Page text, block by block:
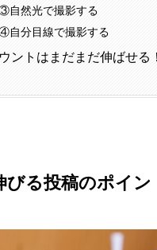
自然光で撮影する
自分目線で撮影する
ントはまだまだ伸ばせる
る投稿のポイン